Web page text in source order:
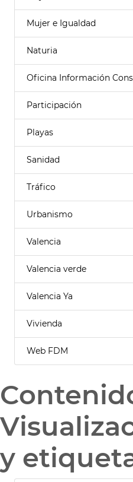
Mujer e Igualdad
Naturia
Oficina Información
Participación
Playas
Sanidad
Tráfico
Urbanismo
Valencia
Valencia verde
Valencia Ya
Vivienda
Web FDM
y